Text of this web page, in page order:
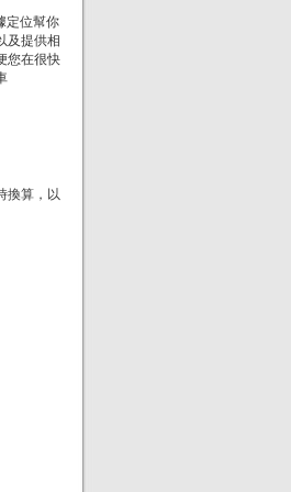
定位幫你
及提供相
您在很快
換算，以